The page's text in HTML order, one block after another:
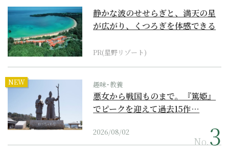
静かな波のせせらぎと、満天の星
が広がり、くつろぎを体感できる
PR(星野リゾート)
NEW 趣味･教養
悪女から戦国ものまで。『篤姫』
でピークを迎えて過去15作…
2026/08/02
No.